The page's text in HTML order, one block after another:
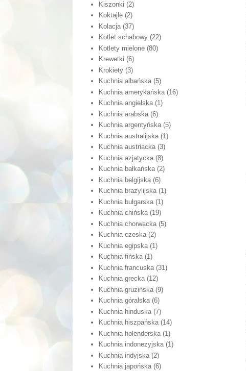
Kiszonki (2)
Koktajle (2)
Kolacja (37)
Kotlet schabowy (22)
Kotlety mielone (80)
Krewetki (6)
Krokiety (3)
Kuchnia albańska (5)
Kuchnia amerykańska (16)
Kuchnia angielska (1)
Kuchnia arabska (6)
Kuchnia argentyńska (5)
Kuchnia australijska (1)
Kuchnia austriacka (3)
Kuchnia azjatycka (8)
Kuchnia bałkańska (2)
Kuchnia belgijska (6)
Kuchnia brazylijska (1)
Kuchnia bułgarska (1)
Kuchnia chińska (19)
Kuchnia chorwacka (5)
Kuchnia czeska (2)
Kuchnia egipska (1)
Kuchnia fińska (1)
Kuchnia francuska (31)
Kuchnia grecka (12)
Kuchnia gruzińska (9)
Kuchnia góralska (6)
Kuchnia hinduska (7)
Kuchnia hiszpańska (14)
Kuchnia holenderska (1)
Kuchnia indonezyjska (1)
Kuchnia indyjska (2)
Kuchnia japońska (6)